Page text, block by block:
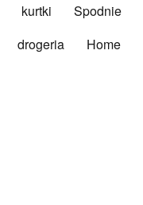
kurtki Spodnie
drogeria Home